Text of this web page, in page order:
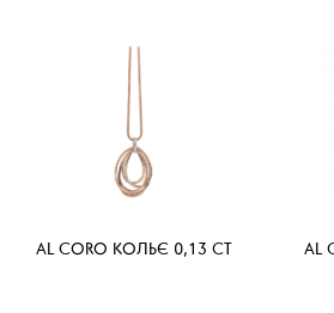
AL CORO КОЛЬЄ 0,13 CT AL